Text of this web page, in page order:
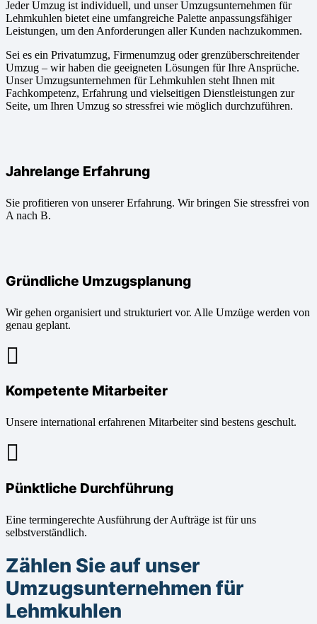
Jeder Umzug ist individuell, und unser Umzugsunternehmen für
Lehmkuhlen bietet eine umfangreiche Palette anpassungsfähiger
Leistungen, um den Anforderungen aller Kunden nachzukommen.
Sei es ein Privatumzug, Firmenumzug oder grenzüberschreitender
Umzug – wir haben die geeigneten Lösungen für Ihre Ansprüche.
Unser Umzugsunternehmen für Lehmkuhlen steht Ihnen mit
Fachkompetenz, Erfahrung und vielseitigen Dienstleistungen zur
Seite, um Ihren Umzug so stressfrei wie möglich durchzuführen.
Jahrelange Erfahrung
Sie profitieren von unserer Erfahrung. Wir bringen Sie stressfrei von
A nach B.
Gründliche Umzugsplanung
Wir gehen organisiert und strukturiert vor. Alle Umzüge werden von
genau geplant.
Kompetente Mitarbeiter
Unsere international erfahrenen Mitarbeiter sind bestens geschult.
Pünktliche Durchführung
Eine termingerechte Ausführung der Aufträge ist für uns
selbstverständlich.
Zählen Sie auf unser
Umzugsunternehmen für
Lehmkuhlen